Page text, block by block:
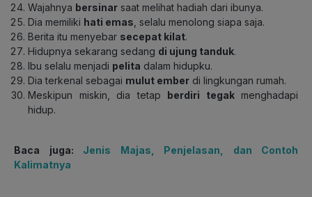
Wajahnya bersinar saat melihat hadiah dari ibunya.
Dia memiliki hati emas , selalu menolong siapa saja.
Berita itu menyebar secepat kilat.
Hidupnya sekarang sedang di ujung tanduk.
Ibu selalu menjadi pelita dalam hidupku.
Dia terkenal sebagai mulut ember di lingkungan rumah.
Meskipun miskin, dia tetap berdiri tegakmenghadapi
hidup.
Baca juga: Jenis Majas, Penjelasan, dan Contoh
Kalimatnya